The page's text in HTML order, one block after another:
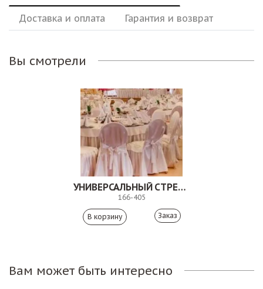
Доставка и оплата Гарантия и возврат
Вы смотрели
УНИВЕРСАЛЬНЫЙ СТРЕЙЧ-ЧЕХОЛ ДЛЯ МЕБЕЛИ
166-405
Заказ
Вам может быть интересно